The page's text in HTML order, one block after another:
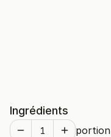
Ingrédients
portion